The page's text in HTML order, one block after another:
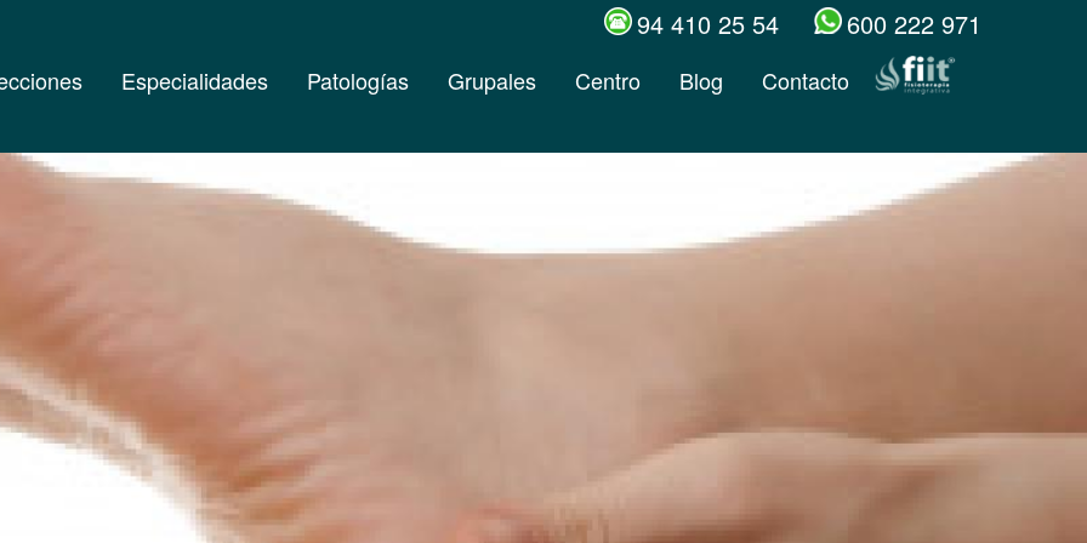
94 410 25 54 600 222 971
Especialidades Patologías Grupales Centro Blog Contacto